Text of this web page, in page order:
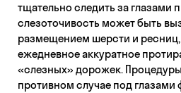
тщательно следить за глазами
слезоточивость может быть
размещением шерсти и
ежедневное аккуратное
«слезных» дорожек.
противном случае под глазами